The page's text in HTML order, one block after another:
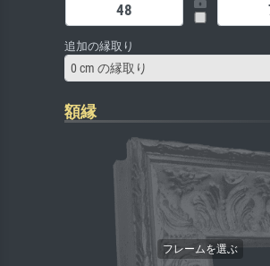
追加の縁取り
0 cm の縁取り
額縁